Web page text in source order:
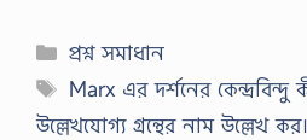
Categories
প্রশ্ন সমাধান
Tags
Marx এর দর্শনের কেন্দ্রবিন্দু
উল্লেখযোগ্য গ্রন্থের নাম উল্লেখ কর।